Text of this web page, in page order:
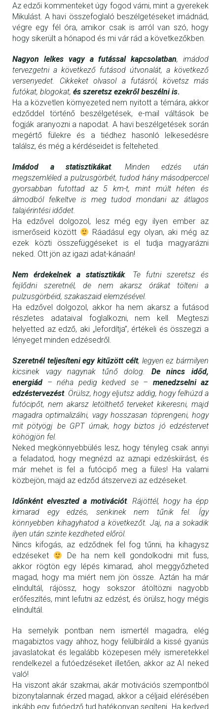
Az edzői kommenteket úgy fogod várni, mint a gyerekek
Mikulást. A havi összefoglaló beszélgetéseket imádnád,
végre egy fél óra, amikor csak is arról van szó, hogy
hogy sikerült a hónapod és mi vár rád a következőkben.
Nagyon lelkes vagy a futással kapcsolatban, imádod
tervezgetni a következő futásod útvonalát, a következő
versenyedet. Cikkeket olvasol a futásról, követsz más
futókat, blogokat, és szeretsz ezekről beszélni is.
Ha a közvetlen környezeted nem nyitott a témára, akkor
edződdel történő beszélgetések, e-mail váltások be
fogják aranyozni a napodat. A havi beszélgetések során
megértő fülekre és a tiédhez hasonló lelkesedésre
találsz, és még a kérdéseidet is felteheted.
Imádod a statisztikákat. Minden edzés után
megszemléled a pulzusgörbét, tudod hány másodperccel
gyorsabban futottad az 5 km-t, mint múlt héten és
álmodból felkeltve is meg tudod mondani az átlagos
talajérintési idődet.
Ha edzővel dolgozol, lesz még egy ilyen ember az
ismerőseid között
Ráadásul egy olyan, aki még az
ezek közti összefüggéseket is el tudja magyarázni
neked. Ott jön az igazi adat-kánaán!
Nem érdekelnek a statisztikák. Te futni szeretsz és
fejlődni szeretnél, de nem akarsz órákat tölteni a
pulzusgörbéid, szakaszaid elemzésével.
Ha edzővel dolgozol, akkor ha nem akarsz a futásod
részletes adataival foglalkozni, nem kell. Megteszi
helyetted az edző, aki „lefordítja”, értékeli és összegzi a
lényeget minden edzésedről.
Szeretnél teljesíteni egy kitűzött célt, legyen ez bármilyen
kicsinek vagy nagynak tűnő dolog. De nincs időd,
energiád – néha pedig kedved se – menedzselni az
edzéstervezést. Örülsz, hogy eljutsz addig, hogy felhúzd a
futócipőt, nem akarsz letölthető terveket kikeresni, majd
magadra optimalizálni, vagy hosszasan töprengeni, hogy
mit pötyögj be GPT úrnak, hogy biztos jó edzéstervet
köhögjön fel.
Neked megkönnyebbülés lesz, hogy tényleg csak annyi
a feladatod, hogy megnézd az aznapi edzéskiírást, és
már mehet is fel a futócipő meg a füles! Ha valami
közbejön, majd az edződ átszervezi az edzéseket.
Időnként elveszted a motivációt. Rájöttél, hogy ha épp
kimarad egy edzés, senkinek nem tűnik fel. Így
könnyebben kihagyhatod a következőt. Jaj, na a sokadik
ilyen után szinte kezdheted előröl.
Nincs kifogás, az edződnek fel fog tűnni, ha kihagysz
edzéseket
De ha nem kell gondolkodni mit fuss,
akkor rögtön egy lépés kimarad, ahol meggyőzheted
magad, hogy ma miért nem jön össze. Aztán ha már
elindultál, rájössz, hogy sokszor átöltözni nagyobb
erőfeszítés, mint lefutni az edzést, és örülsz, hogy mégis
elindultál.
Ha semelyik pontban nem ismertél magadra, elég
magabiztos vagy ahhoz, hogy felülbíráld a kissé gyanús
javaslatokat és legalább közepesen mély ismeretekkel
rendelkezel a futóedzéseket illetően, akkor az AI neked
való!
Ha viszont akár szakmai, akár motivációs szempontból
bizonytalannak érzed magad, akkor a céljaid elérésében
inkább egy futóedző tud hatékonyan segíteni. Ha kedved